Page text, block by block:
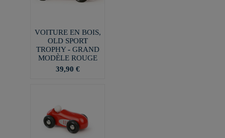
VOITURE EN BOIS,
OLD SPORT
TROPHY - GRAND
MODÈLE ROUGE
39,90 €